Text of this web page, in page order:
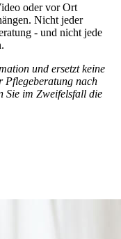
oder vor Ort
Nicht jeder
- und nicht jede
und ersetzt keine
Pflegeberatung nach
Sie im Zweifelsfall die